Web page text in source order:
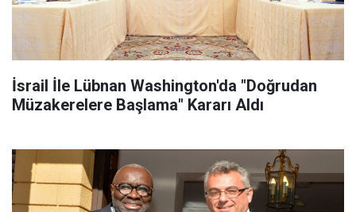
İsrail İle Lübnan Washington'da "Doğrudan
Müzakerelere Başlama" Kararı Aldı